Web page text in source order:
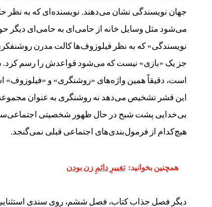
جهان نویسندگی نشان می‌دهند. نویسنده‌ای که به
می‌شود مثل وسایل خانه از حامی‌ای به حامی‌ای دیگر
نویسندگی» که به نظر فیلوزوف‌ها کالت مدرن
جز یک «بازی» نیست که می‌شود قواعدش را رسم کرد.
است، دقیقاً همین واژه‌های «روشنگری» و «فیلوزوف»
این قشر تشخیص می‌دهد نه روشنگری به عنوان
بی‌خدایی پشت شبح در حال ظهور شخصیتی
هیچ‌کدام از فرمول‌بندی‌های اجتماعی قبلی نمی‌گنجد.
همچنین بخوانید: تغییرِ دائمِ زن بودن
دیگر فصل جذاب کتاب، فصل ششم، روی سندی